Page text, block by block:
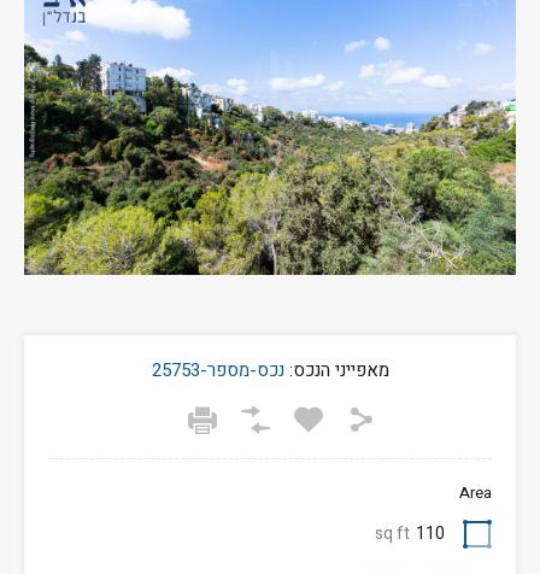
מאפייני הנכס:נכס-מספר-25753
Area
110
sq ft